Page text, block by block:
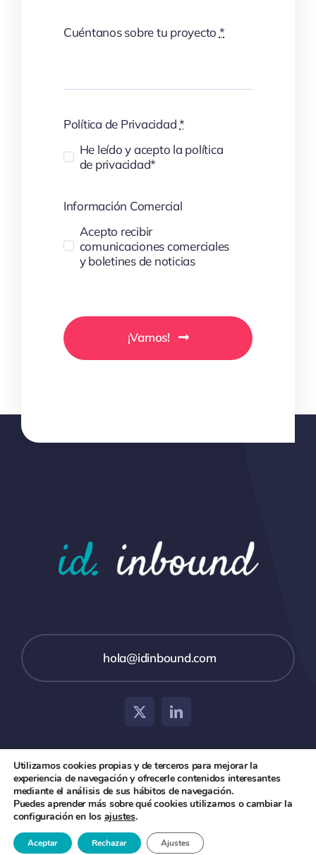
Cuéntanos sobre tu proyecto *
Política de Privacidad*
He leído y acepto la política
de privacidad*
Información Comercial
Acepto recibir
comunicaciones comerciales
y boletines de noticias
¡Vamos!
hola@idinbound.com
© 2026 id inbound •Aviso Legal•Política de Privacidad
y Cookies
Utilizamos cookies propias y de terceros para mejorar la
experiencia de navegación y ofrecerle contenidos interesantes
mediante el análisis de sus hábitos de navegación.
Puedes aprender más sobre qué cookies utilizamos o cambiar la
configuración en los ajustes.
Aceptar Rechazar Ajustes